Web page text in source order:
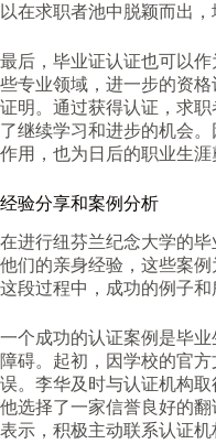
以在求职者池中脱颖而出
最后，毕业证认证也可以
些专业领域，进一步的资
证明。通过获得认证，求
了继续学习和进步的机会
作用，也为日后的职业生涯
经验分享和案例分析
在进行纽芬兰纪念大学的
他们的亲身经验，这些案
这段过程中，成功的例子和
一个成功的认证案例是毕
障碍。起初，因学校的官
误。李华及时与认证机构取
他选择了一家信誉良好的
表示，积极主动联系认证机